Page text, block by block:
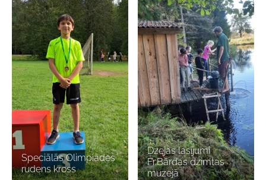
Speciālās Olimpiādes
rudens kross
Dzejas lasījumi
Fr.Bārdas dzimtas
muzejā